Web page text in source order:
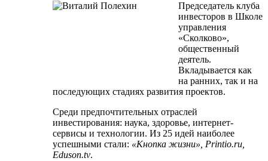
Председатель клуба
инвесторов в Школе
управления
«Сколково»,
общественный
деятель.
Вкладывается как
на ранних, так и на
последующих стадиях развития проектов.
Среди предпочтительных отраслей
инвестирования: наука, здоровье, интернет-
сервисы и технологии. Из 25 идей наиболее
успешными стали: «Кнопка жизни», Printio.ru,
Eduson.tv.